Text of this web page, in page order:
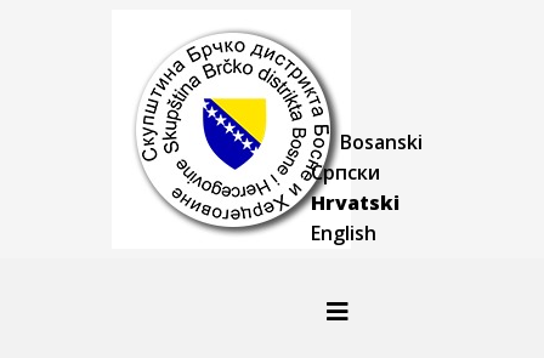
Bosanski
Српски
Hrvatski
English